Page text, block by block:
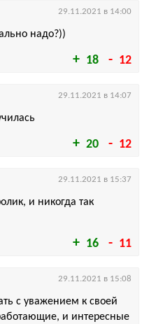
18 12
надо?))
29.11.2021 в 14:00
20 12
29.11.2021 в 14:07
16 11
и никогда так
29.11.2021 в 15:37
с уважением к своей
и интересные
29.11.2021 в 15:08